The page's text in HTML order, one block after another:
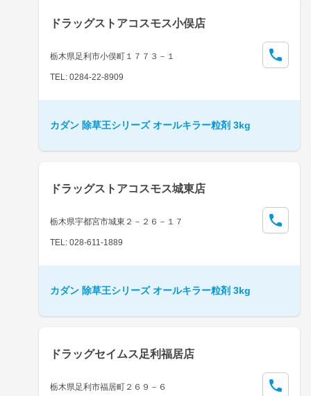
ドラッグストアコスモス小俣店
栃木県足利市小俣町１７７３－１
TEL: 0284-22-8909
カダン 除草王シリーズ オールキラー粒剤 3kg
ドラッグストアコスモス城東店
栃木県宇都宮市城東２－２６－１７
TEL: 028-611-1889
カダン 除草王シリーズ オールキラー粒剤 3kg
ドラッグセイムス足利福居店
栃木県足利市福居町２６９－６